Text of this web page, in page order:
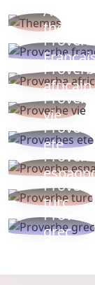
Autres
thèmes
Proverbe
africain
Proverbe
vie
ete
Proverbe
turc
Proverbe
grec